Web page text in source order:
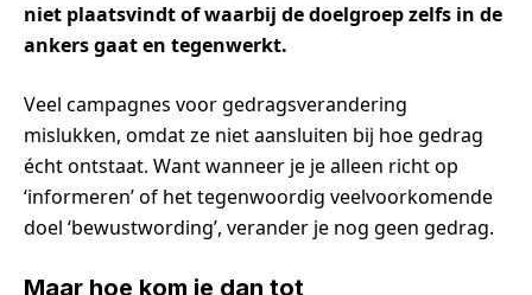
niet plaatsvindt of waarbij de doelgroep zelfs in de
ankers gaat en tegenwerkt.
Veel campagnes voor gedragsverandering
mislukken, omdat ze niet aansluiten bij hoe gedrag
écht ontstaat. Want wanneer je je alleen richt op
‘informeren’ of het tegenwoordig veelvoorkomende
doel ‘bewustwording’, verander je nog geen gedrag.
Maar hoe kom je dan tot